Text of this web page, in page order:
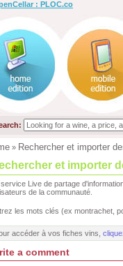
: PLOC.co
» Rechercher et importer
et importer
service Live de partage
de la communauté.
les mots clés (ex montrachet,
accéder à vos fiches vins,
a comment